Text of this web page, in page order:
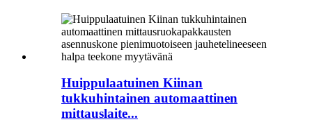
Huippulaatuinen Kiinan
tukkuhintainen automaattinen
mittauslaite...